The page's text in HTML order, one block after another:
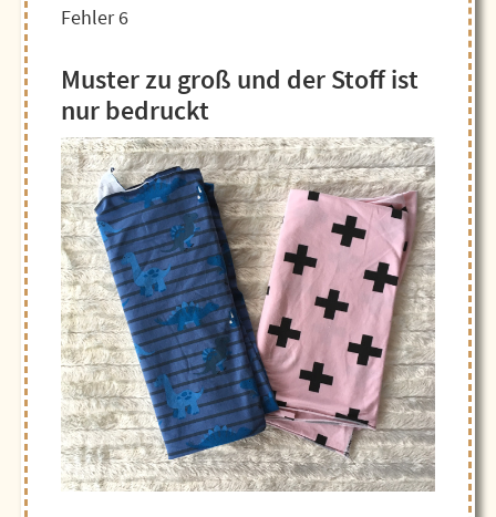
Fehler 6
Muster zu groß und der Stoff ist
nur bedruckt